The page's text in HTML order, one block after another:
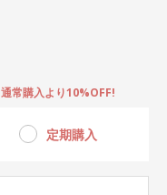
定期購入
通常購入より10%OFF!